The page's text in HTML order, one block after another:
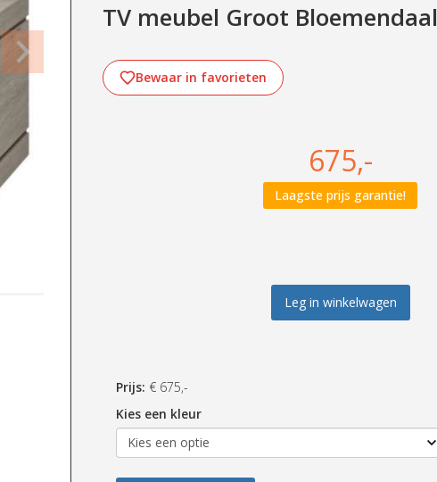
TV meubel Groot Bloemendaal
Bewaar in favorieten
675,-
Laagste prijs garantie!
Leg in winkelwagen
Prijs: € 675,-
Kies een kleur